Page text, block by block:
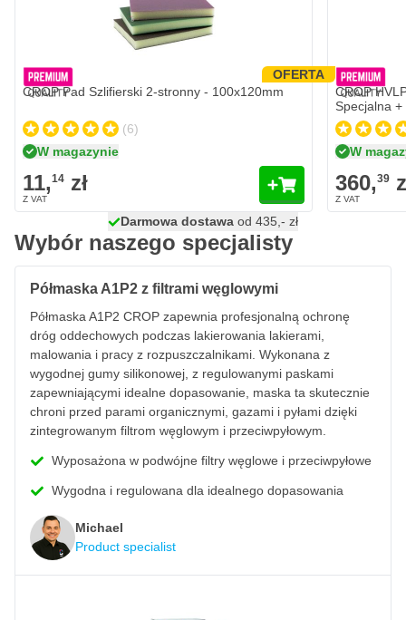
Dodaj do koszyka
CROP Pad Szlifierski 2-stronny - 100x120mm
(6)
W magazynie
11,14 zł
OFERTA
CROP
Specjalna
W
360,39
wysyłka dzisiaj
Darmowa dostawa
100 dnina zwrot i wymianę
Wybór naszego specjalisty
Półmaska A1P2 z filtrami węglowymi
Półmaska A1P2 CROP zapewnia profesjonalną ochronę
dróg oddechowych podczas lakierowania lakierami,
malowania i pracy z rozpuszczalnikami. Wykonana z
wygodnej gumy silikonowej, z regulowanymi paskami
zapewniającymi idealne dopasowanie, maska ta skutecznie
chroni przed parami organicznymi, gazami i pyłami dzięki
zintegrowanym filtrom węglowym i przeciwpyłowym.
Wyposażona w podwójne filtry węglowe i przeciwpyłowe
Wygodna i regulowana dla idealnego dopasowania
Michael
Product specialist